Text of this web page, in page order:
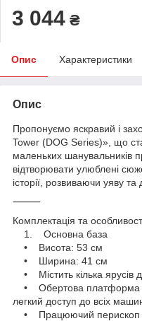
3 044 ₴
Опис Характеристики
Опис
Пропонуємо яскравий і
Tower (DOG Series)», що
маленьких шанувальників
відтворювати улюблені
історії, розвиваючи уяву
⸻
Комплектація та
1. Основна база
• Висота: 53 см
• Ширина: 41 см
• Містить кілька ярусів
• Обертова платформа –
легкий доступ до всіх
• Працюючий перископ –